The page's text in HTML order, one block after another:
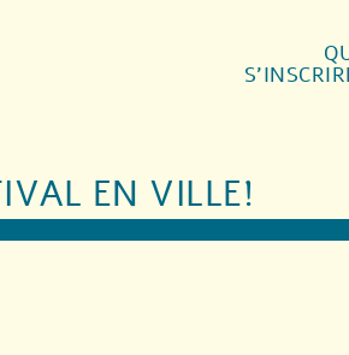
EN VILLE!